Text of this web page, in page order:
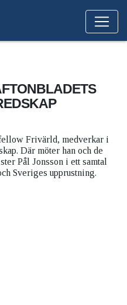
Frivärld, medverkar i
Där möter han och de
Pål Jonsson i ett samtal
Sveriges upprustning.